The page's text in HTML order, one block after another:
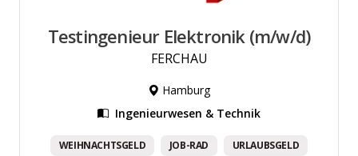
Testingenieur Elektronik (m/w/d)
FERCHAU
Hamburg
Ingenieurwesen & Technik
WEIHNACHTSGELD JOB-RAD URLAUBSGELD